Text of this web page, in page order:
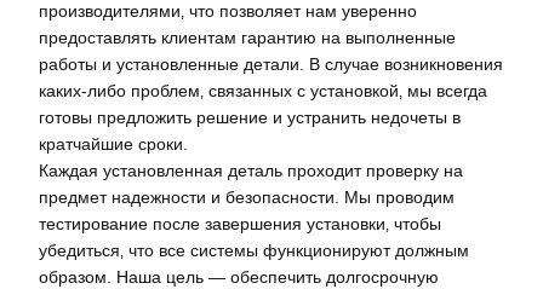
производителями‚ что позволяет нам уверенно
предоставлять клиентам гарантию на выполненные
работы и установленные детали. В случае возникновения
каких-либо проблем‚ связанных с установкой‚ мы всегда
готовы предложить решение и устранить недочеты в
кратчайшие сроки.
Каждая установленная деталь проходит проверку на
предмет надежности и безопасности. Мы проводим
тестирование после завершения установки‚ чтобы
убедиться‚ что все системы функционируют должным
образом. Наша цель — обеспечить долгосрочную